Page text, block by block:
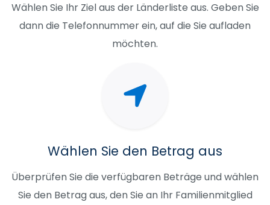
Wählen Sie Ihr Ziel aus der Länderliste aus. Geben Sie
dann die Telefonnummer ein, auf die Sie aufladen
möchten.
Wählen Sie den Betrag aus
Überprüfen Sie die verfügbaren Beträge und wählen
Sie den Betrag aus, den Sie an Ihr Familienmitglied